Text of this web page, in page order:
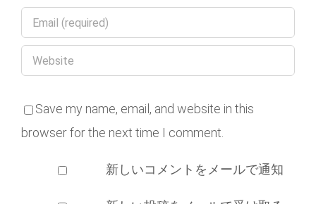
Save my name, email, and website in this
browser for the next time I comment.
新しいコメントをメールで通知